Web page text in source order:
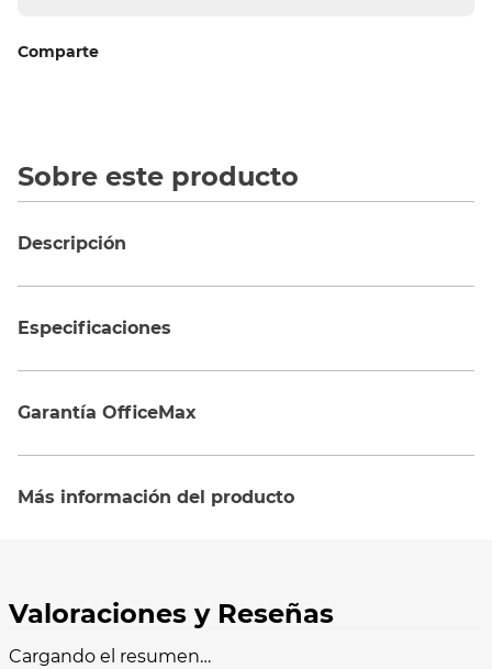
Comparte
Sobre este producto
Descripción
Especificaciones
Garantía OfficeMax
Más información del producto
Cargando el resumen…